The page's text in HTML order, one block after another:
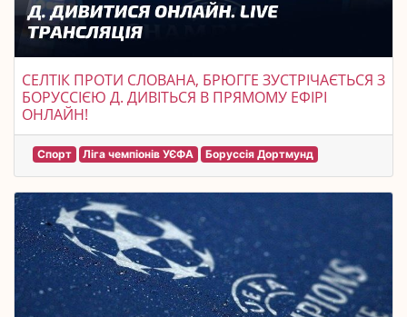
СЕЛТІК ПРОТИ СЛОВАНА, БРЮГГЕ ЗУСТРІЧАЄТЬСЯ З
БОРУССІЄЮ Д. ДИВІТЬСЯ В ПРЯМОМУ ЕФІРІ
ОНЛАЙН!
Спорт Ліга чемпіонів УЄФА Боруссія Дортмунд